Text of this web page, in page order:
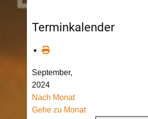
Terminkalender
September,
2024
Nach Monat
Gehe zu Monat